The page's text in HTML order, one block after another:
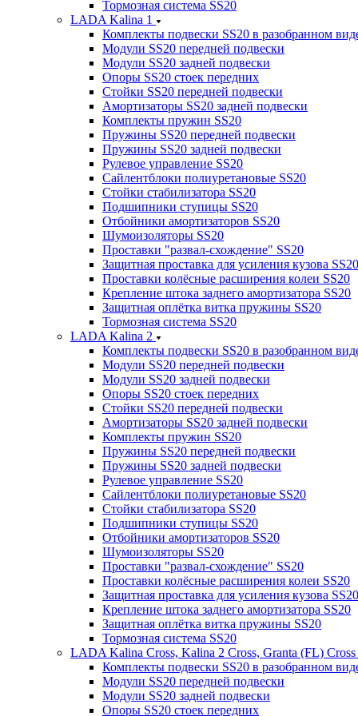
Тормозная система SS20
LADA Kalina 1
Комплекты подвески SS20 в разобранном
Модули SS20 передней подвески
Модули SS20 задней подвески
Опоры SS20 стоек передних
Стойки SS20 передней подвески
Амортизаторы SS20 задней подвески
Комплекты пружин SS20
Пружины SS20 передней подвески
Пружины SS20 задней подвески
Рулевое управление SS20
Сайлентблоки полиуретановые SS20
Стойки стабилизатора SS20
Подшипники ступицы SS20
Отбойники амортизаторов SS20
Шумоизоляторы SS20
Проставки "развал-схождение" SS20
Защитная проставка для усиления кузова SS20
Проставки колёсные расширения колеи SS20
Крепление штока заднего амортизатора SS20
Защитная оплётка витка пружины SS20
Тормозная система SS20
LADA Kalina 2
Комплекты подвески SS20 в разобранном
Модули SS20 передней подвески
Модули SS20 задней подвески
Опоры SS20 стоек передних
Стойки SS20 передней подвески
Амортизаторы SS20 задней подвески
Комплекты пружин SS20
Пружины SS20 передней подвески
Пружины SS20 задней подвески
Рулевое управление SS20
Сайлентблоки полиуретановые SS20
Стойки стабилизатора SS20
Подшипники ступицы SS20
Отбойники амортизаторов SS20
Шумоизоляторы SS20
Проставки "развал-схождение" SS20
Проставки колёсные расширения колеи SS20
Защитная проставка для усиления кузова SS20
Крепление штока заднего амортизатора SS20
Защитная оплётка витка пружины SS20
Тормозная система SS20
LADA Kalina Cross, Kalina 2 Cross, Granta (FL) Cross
Комплекты подвески SS20 в разобранном
Модули SS20 передней подвески
Модули SS20 задней подвески
Опоры SS20 стоек передних